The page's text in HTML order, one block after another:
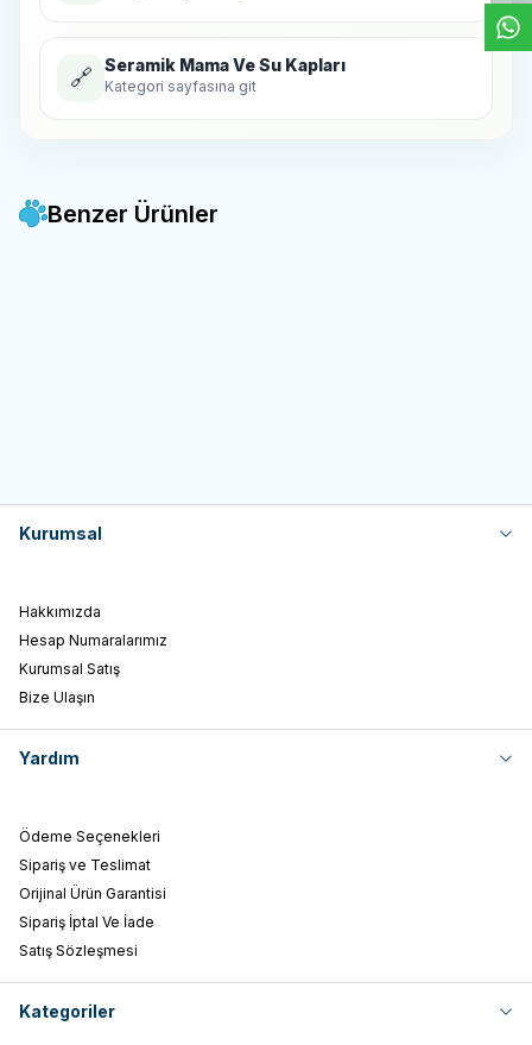
🔗 Seramik Mama Ve Su Kapları
Kategori sayfasına git
Benzer Ürünler
Kurumsal
Hakkımızda
Hesap Numaralarımız
Kurumsal Satış
Bize Ulaşın
Yardım
Ödeme Seçenekleri
Sipariş ve Teslimat
Orijinal Ürün Garantisi
Sipariş İptal Ve İade
Satış Sözleşmesi
Kategoriler